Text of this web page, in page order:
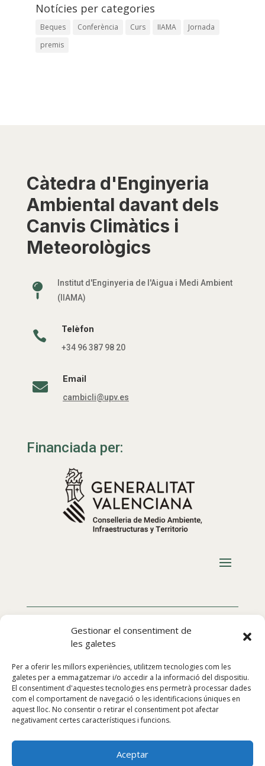
Gestionar el consentiment de
les galetes
Per a oferir les millors experiències, utilitzem tecnologies com les
galetes per a emmagatzemar i/o accedir a la informació del dispositiu.
El consentiment d'aquestes tecnologies ens permetrà processar dades
com el comportament de navegació o les identificacions úniques en
aquest lloc. No consentir o retirar el consentiment pot afectar
negativament certes característiques i funcions.
Aceptar
Notícies per categories
Beques Conferència Curs IIAMA
Jornada
premis
Càtedra d'Enginyeria
Ambiental davant dels
Canvis Climàtics i
Meteorològics

Institut d'Enginyeria de l'Aigua i Medi Ambient
(IIAMA)
 Telèfon
+34 96 387 98 20

Email
cambicli@upv.es
Financiada per: